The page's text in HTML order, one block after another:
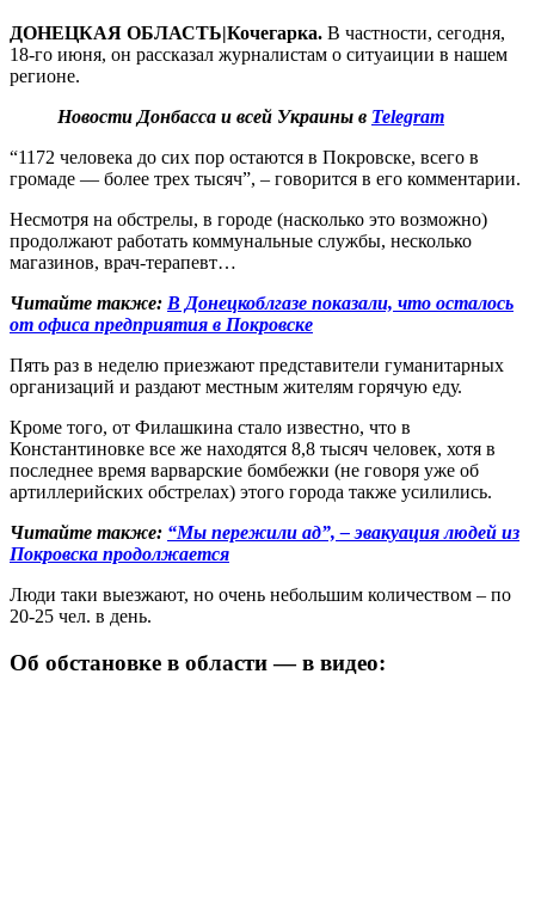
ДОНЕЦКАЯ ОБЛАСТЬ|Кочегарка. В частности, сегодня,
18-го июня, он рассказал журналистам о ситуаиции в нашем
регионе.
Новости Донбасса и всей Украины в Telegram
“1172 человека до сих пор остаются в Покровске, всего в
громаде — более трех тысяч”, – говорится в его комментарии.
Несмотря на обстрелы, в городе (насколько это возможно)
продолжают работать коммунальные службы, несколько
магазинов, врач-терапевт…
Читайте также: В Донецкоблгазе показали, что осталось
от офиса предприятия в Покровске
Пять раз в неделю приезжают представители гуманитарных
организаций и раздают местным жителям горячую еду.
Кроме того, от Филашкина стало известно, что в
Константиновке все же находятся 8,8 тысяч человек, хотя в
последнее время варварские бомбежки (не говоря уже об
артиллерийских обстрелах) этого города также усилились.
Читайте также: “Мы пережили ад”, – эвакуация людей из
Покровска продолжается
Люди таки выезжают, но очень небольшим количеством – по
20-25 чел. в день.
Об обстановке в области — в видео: